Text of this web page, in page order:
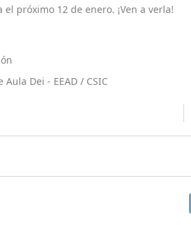
próximo 12 de enero. ¡Ven a verla!
Dei - EEAD / CSIC